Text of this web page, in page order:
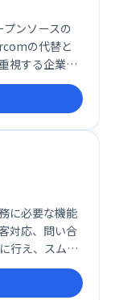
ンソースの
の代替と
視する企業に
す。ソースコ
性に優れて
に必要な機能
対応、問い合
行え、スムー
す。導入コス